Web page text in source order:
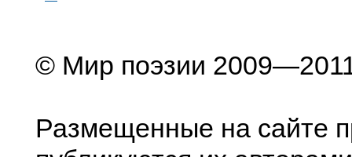
© Мир поэзии
Размещенные на сайте